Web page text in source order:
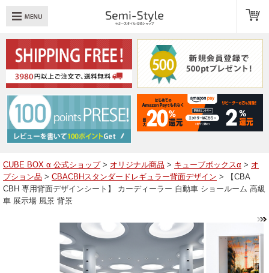
：透明扉 引き出し LED
へ戻る
品一覧
ューブボックスαレイアウト例
タッフブログ
料・お支払いについて
CUBE BOX α 公式ショップ> オリジナル商品 > キューブボックスα > オ
プション品 > CBACBHスタンダードレギュラー背面デザイン > 【CBA
CBH 専用背面デザインシート】 カーディーラー 自動車 ショールーム 高級
車 展示場 風景 背景